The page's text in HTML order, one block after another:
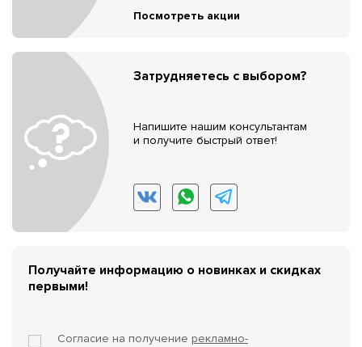
Посмотреть акции
Затрудняетесь с выбором?
Напишите нашим консультантам
и получите быстрый ответ!
Получайте информацию о новинках и скидках
первыми!
Согласие на получение рекламно-